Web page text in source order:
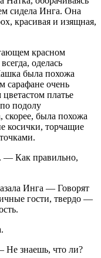
сидела Инга. Она
красивая и изящная,
красном
оделась
была похожа
сарафане очень
платье
подолу
скорее, была похожа
косички, торчащие
— Как правильно,
Инга — Говорят
гости, твердо —
знаешь, что ли?